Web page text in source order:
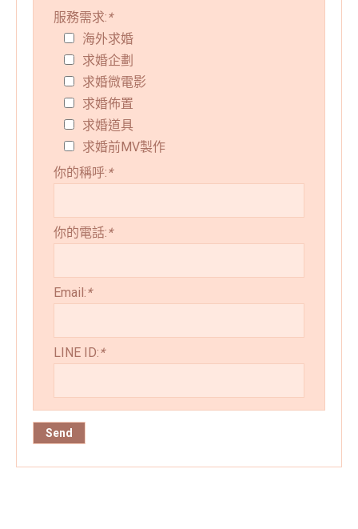
服務需求:*
海外求婚
求婚企劃
求婚微電影
求婚佈置
求婚道具
求婚前MV製作
你的稱呼:*
你的電話:*
Email:*
LINE ID:*